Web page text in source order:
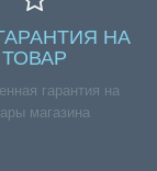
НА
ТОВАР
гарантия на
магазина